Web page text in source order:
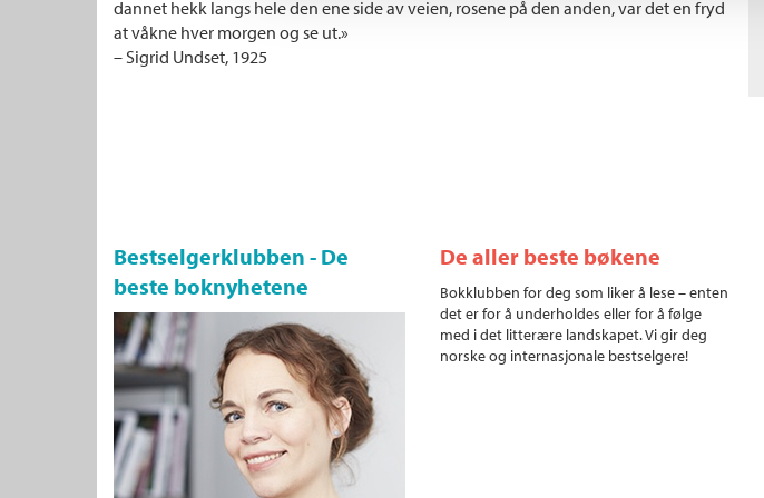
dannet hekk langs hele den ene side av veien, rosene på den anden, var det en fryd
at våkne hver morgen og se ut.»
– Sigrid Undset, 1925
Bestselgerklubben - De
beste boknyhetene
De aller beste bøkene
Bokklubben for deg som liker å lese – enten
det er for å underholdes eller for å følge
med i det litterære landskapet. Vi gir deg
norske og internasjonale bestselgere!